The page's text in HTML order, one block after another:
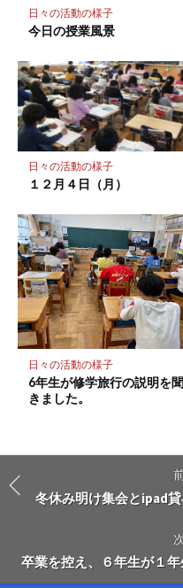
日々の活動の様子
今日の授業風景
日々の活動の様子
１２月４日（月）
日々の活動の様子
6年生が修学旅行の説明を聞
きました。
冬休み明け集会とipad
卒業を控え、６年生が１